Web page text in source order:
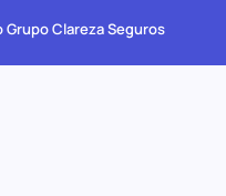
Clareza Seguros